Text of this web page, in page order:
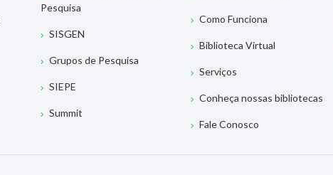
Pesquisa
SISGEN
Grupos de Pesquisa
SIEPE
Summit
Como Funciona
Biblioteca Virtual
Serviços
Conheça nossas bibliotecas
Fale Conosco